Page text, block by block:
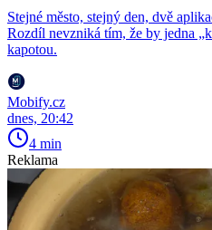
Stejné město, stejný den, dvě
Rozdíl nevzniká tím, že by jedna
kapotou.
Mobify.cz
dnes, 20:42
4 min
Reklama